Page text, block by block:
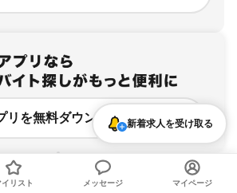
リを無料ダウンロード新着求人を受け取る
イリスト メッセージ マイページ